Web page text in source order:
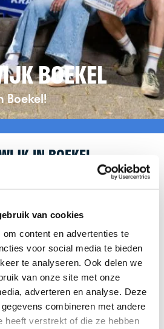
van cookies
content en advertenties te
voor social media te bieden
te analyseren. Ook delen we
van onze site met onze
adverteren en analyse. Deze
combineren met andere
heeft verstrekt of die ze hebben
BOEKEL
Boekel!
IN BOEKEL
bent in een
door naar de website van
. Daar kun je je eenvoudig
te bezorgen in Boekel.
aan de slag kunt en wensen